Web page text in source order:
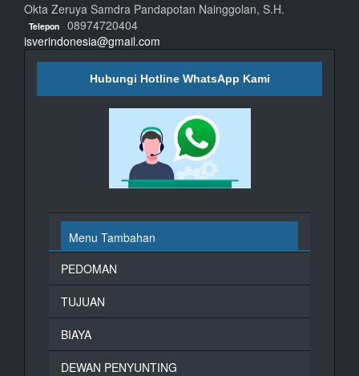
Okta Zeruya Samdra Pandapotan Nainggolan, S.H.
Telepon
08974720404
isverindonesia@gmail.com
Hubungi Hotline WhatsApp Kami
Menu Tambahan
PEDOMAN
TUJUAN
BIAYA
DEWAN PENYUNTING